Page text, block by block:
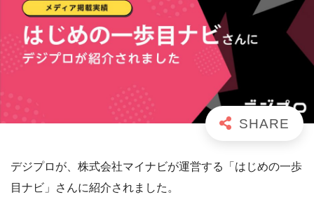
デジプロが、株式会社マイナビが運営する「はじめの一歩
目ナビ」さんに紹介されました。